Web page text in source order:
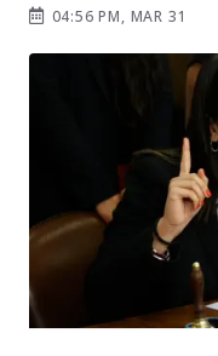
04:56 PM, MAR 31